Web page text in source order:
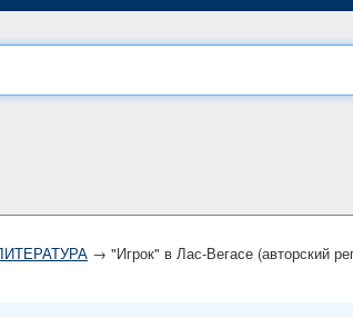
→ "Игрок" в Лас-Вегасе (авторский